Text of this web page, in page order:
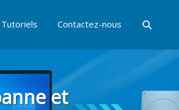
Tutoriels Contactez-nous
et